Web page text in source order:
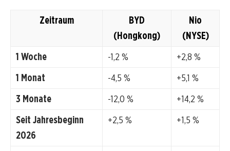
Zeitraum
BYD
(Hongkong)
Nio
(NYSE)
1 Woche
-1,2 %
+2,8 %
1 Monat
-4,5 %
+5,1 %
3 Monate
-12,0 %
+14,2 %
Seit Jahresbeginn
2026
+2,5 % +1,5 %